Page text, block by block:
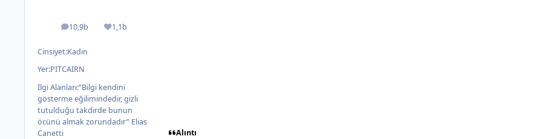
10,9b
ileti 1,1b
İtibar
Cinsiyet:Kadın
Yer:PITCAIRN
İlgi Alanları:“Bilgi kendini
gösterme eğilimindedir, gizli
tutulduğu takdirde bunun
öcünü almak zorundadır” Elias
Canetti
Alıntı